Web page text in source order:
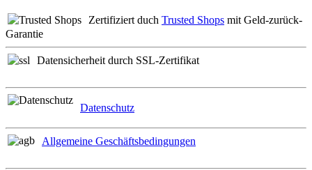
Zertifiziert duch Trusted Shops mit Geld-zurück-
Garantie
Datensicherheit durch SSL-Zertifikat
Datenschutz
Allgemeine Geschäftsbedingungen